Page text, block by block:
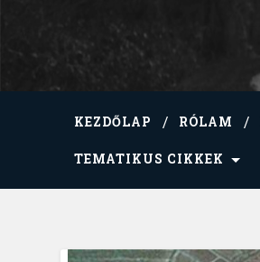
KEZDŐLAP RÓLAM
TEMATIKUS CIKKEK